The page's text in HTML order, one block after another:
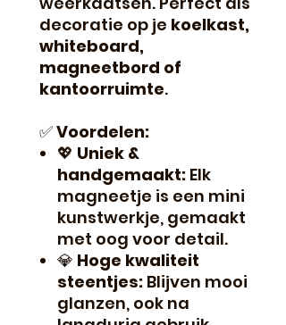
decoratie op je koelkast,
whiteboard,
magneetbord of
kantoorruimte.
✅Voordelen:
💖 Uniek &
handgemaakt: Elk
magneetje is een mini
kunstwerkje, gemaakt
met oog voor detail.
💎 Hoge kwaliteit
steentjes: Blijven mooi
glanzen, ook na